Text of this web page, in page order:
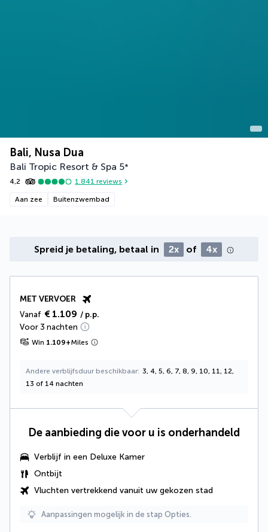
Bali, Nusa Dua
Bali Tropic Resort & Spa 5*
4,2 1.841 reviews
Aan zee Buitenzwembad
Spreid je betaling, betaal in 2x of 4x
MET VERVOER
Vanaf € 1.109 / p.p.
Voor 3 nachten
Win 1.109+Miles
Andere verblijfsduur beschikbaar 3, 4, 5, 6, 7, 8, 9, 10, 11, 12,
13 of 14 nachten
De aanbieding die voor u is onderhandeld
Verblijf in een Deluxe Kamer
Ontbijt
Vluchten vertrekkend vanuit uw gekozen stad
Aanpassingen mogelijk in de stap Opties.